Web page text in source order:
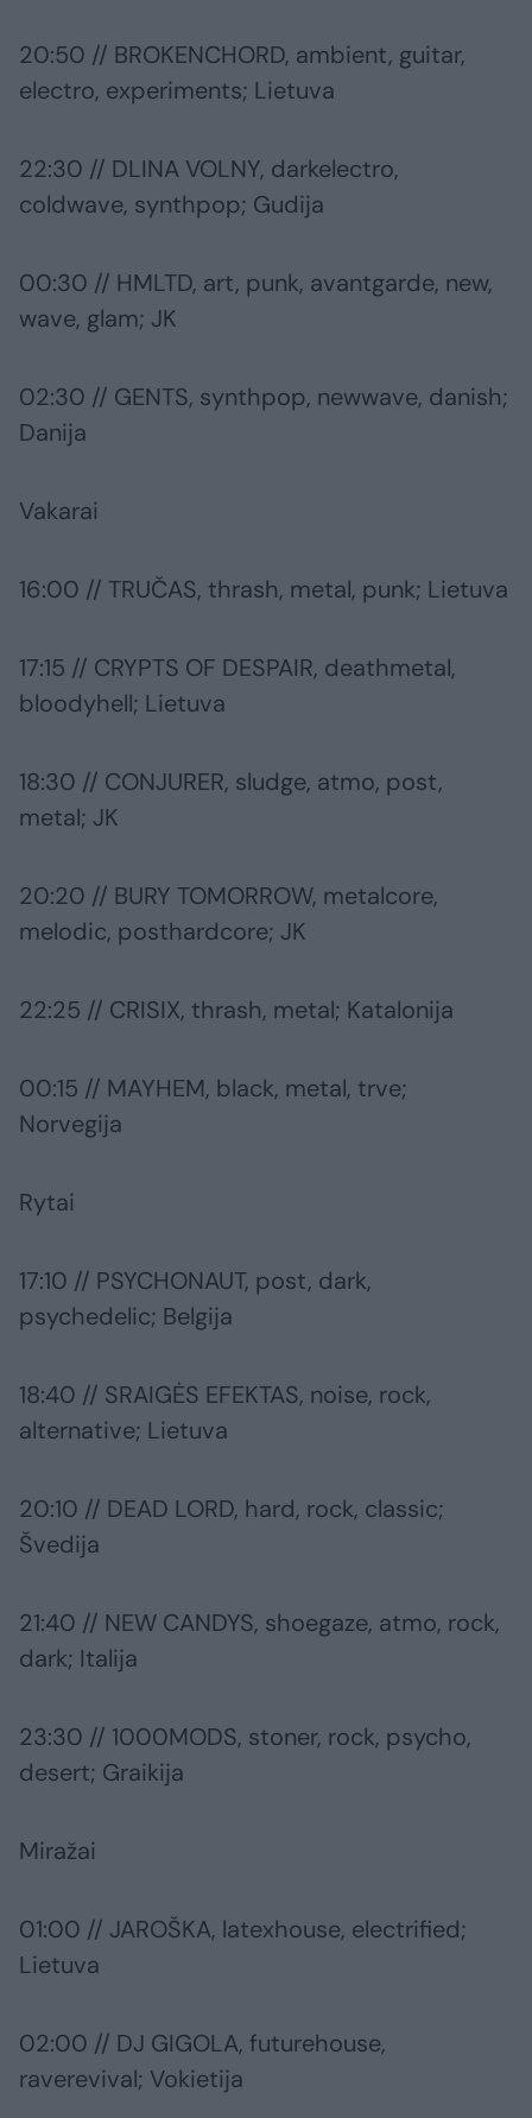
20:50 // BROKENCHORD, ambient, guitar,
electro, experiments; Lietuva
22:30 // DLINA VOLNY, darkelectro,
coldwave, synthpop; Gudija
00:30 // HMLTD, art, punk, avantgarde, new,
wave, glam; JK
02:30 // GENTS, synthpop, newwave, danish;
Danija
Vakarai
16:00 // TRUČAS, thrash, metal, punk; Lietuva
17:15 // CRYPTS OF DESPAIR, deathmetal,
bloodyhell; Lietuva
18:30 // CONJURER, sludge, atmo, post,
metal; JK
20:20 // BURY TOMORROW, metalcore,
melodic, posthardcore; JK
22:25 // CRISIX, thrash, metal; Katalonija
00:15 // MAYHEM, black, metal, trve;
Norvegija
Rytai
17:10 // PSYCHONAUT, post, dark,
psychedelic; Belgija
18:40 // SRAIGĖS EFEKTAS, noise, rock,
alternative; Lietuva
20:10 // DEAD LORD, hard, rock, classic;
Švedija
21:40 // NEW CANDYS, shoegaze, atmo, rock,
dark; Italija
23:30 // 1000MODS, stoner, rock, psycho,
desert; Graikija
Miražai
01:00 // JAROŠKA, latexhouse, electrified;
Lietuva
02:00 // DJ GIGOLA, futurehouse,
raverevival; Vokietija